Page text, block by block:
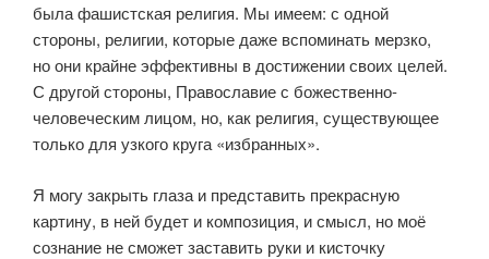
была фашистская религия. Мы имеем: с одной
стороны, религии, которые даже вспоминать мерзко,
но они крайне эффективны в достижении своих целей.
С другой стороны, Православие с божественно-
человеческим лицом, но, как религия, существующее
только для узкого круга «избранных».
Я могу закрыть глаза и представить прекрасную
картину, в ней будет и композиция, и смысл, но моё
сознание не сможет заставить руки и кисточку